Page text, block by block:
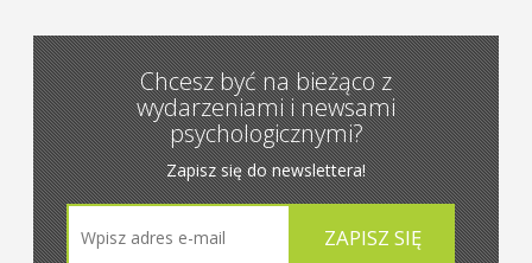
Chcesz być na bieżąco z
wydarzeniami i newsami
psychologicznymi?
Zapisz się do newslettera!